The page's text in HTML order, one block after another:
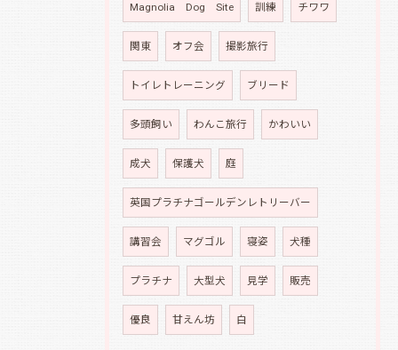
Magnolia Dog Site 訓練 チワワ
関東 オフ会 撮影旅行
トイレトレーニング ブリード
多頭飼い わんこ旅行 かわいい
成犬 保護犬 庭
英国プラチナゴールデンレトリーバー
講習会 マグゴル 寝姿 犬種
プラチナ 大型犬 見学 販売
優良 甘えん坊 白